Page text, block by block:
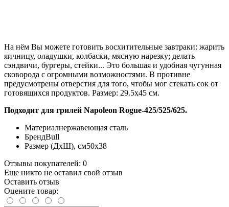
На нём Вы можете готовить восхитительные завтраки: жарить
яичницу, оладушки, колбаски, мясную нарезку; делать
сэндвичи, бургеры, стейки... Это большая и удобная чугунная
сковорода с огромными возможностями. В противне
предусмотрены отверстия для того, чтобы мог стекать сок от
готовящихся продуктов. Размер: 29.5х45 см.
Подходит для грилей Napoleon Rogue-425/525/625.
Материалнержавеющая сталь
БрендBull
Размер (ДхШ), см50х38
Отзывы покупателей: 0
Еще никто не оставил свой отзыв
Оставить отзыв
Оцените товар: